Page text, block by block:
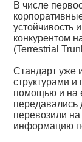
В числе
устойчивость
конкурентом
(Terrestrial
Стандарт уже
структурами
помощью и на
перевозили
информацию